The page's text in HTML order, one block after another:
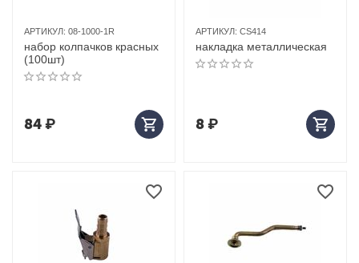
АРТИКУЛ: 08-1000-1R
набор колпачков красных
(100шт)
84₽
АРТИКУЛ: CS414
накладка металлическая
8₽